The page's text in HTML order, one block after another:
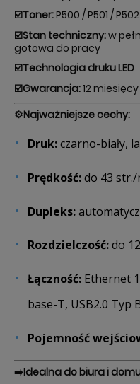
☑️Toner:P500 / P501 / P502
☑️Stan techniczny:w
gotowa do pracy
☑️Technologia druku LED
☑️Gwarancja:12 miesięcy
⚙️Najważniejsze cechy:
Druk:czarno-biały,
Prędkość:do 43 str./
Dupleks:
Rozdzielczość:do
Łączność: Ethernet
base-T, USB2.0 Typ
Pojemność
➡️Idealna do biura i